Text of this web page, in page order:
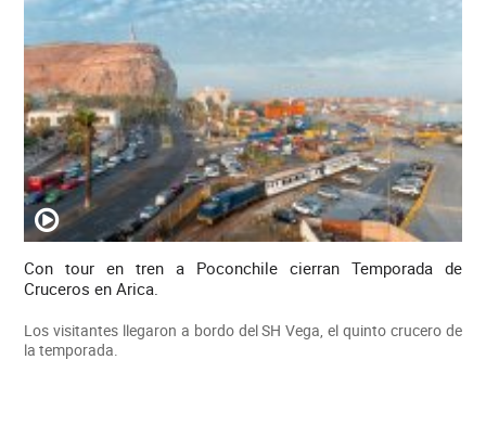
Con tour en tren a Poconchile cierran Temporada de
Cruceros en Arica.
Los visitantes llegaron a bordo del SH Vega, el quinto crucero de
la temporada.